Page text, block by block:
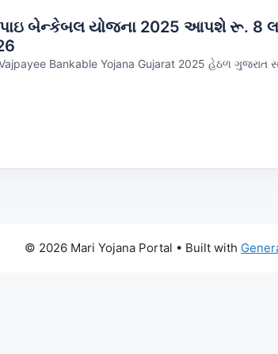
બેન્કેબલ યોજના 2025 આપશે રૂ. 8
Bankable Yojana Gujarat 2025 હેઠળ ગુજરાત
© 2026 Mari Yojana Portal • Built with